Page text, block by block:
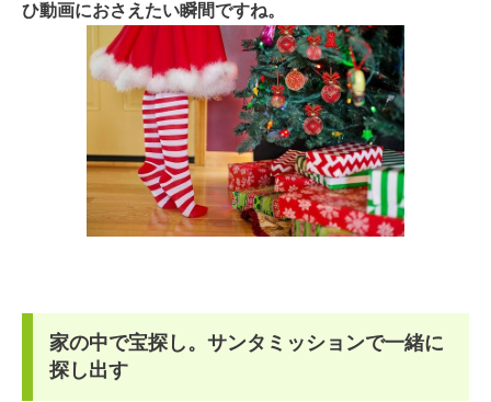
ひ動画におさえたい瞬間ですね。
家の中で宝探し。サンタミッションで一緒に
探し出す